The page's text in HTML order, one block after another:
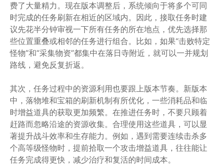
费了大量精力。现在版本调整后，系统倾向于将多个可同
时完成的任务刷新在相近的区域内。因此，接取任务时建
议先花半分钟审视一下所有任务的所在地点，优先选择那
些位置重叠或相邻的任务进行组合。比如，如果“击败特定
怪物”和“采集物资”都集中在落日寺附近，就可以一并规划
路线，避免反复折返。
其次，任务过程中的资源利用也要跟上版本节奏。新版本
中，落物堆和宝箱的刷新机制有所优化，一些消耗品和临
时增益道具的获取更加频繁。在推进任务时，不要只顾着
赶路而忽略沿途的资源收集。合理使用这些道具，可以显
著提升战斗效率和生存能力。例如，遇到需要连续击杀多
个高等级怪物时，提前拾取一个攻击增益道具，往往能让
任务完成得更快，减少治疗和复活的时间成本。